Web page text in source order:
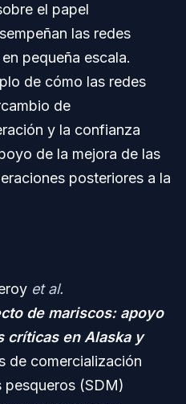
el papel
las redes
pequeña escala.
de cómo las redes
de
y la confianza
de la mejora de las
posteriores a la
et al.
de mariscos: apoyo
críticas en Alaska y
de comercialización
(SDM)